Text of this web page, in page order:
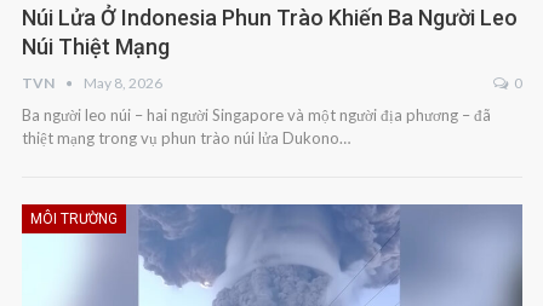
Núi Lửa Ở Indonesia Phun Trào Khiến Ba Người Leo
Núi Thiệt Mạng
TVN May 8, 2026 0
Ba người leo núi – hai người Singapore và một người địa phương – đã
thiệt mạng trong vụ phun trào núi lửa Dukono…
MÔI TRƯỜNG